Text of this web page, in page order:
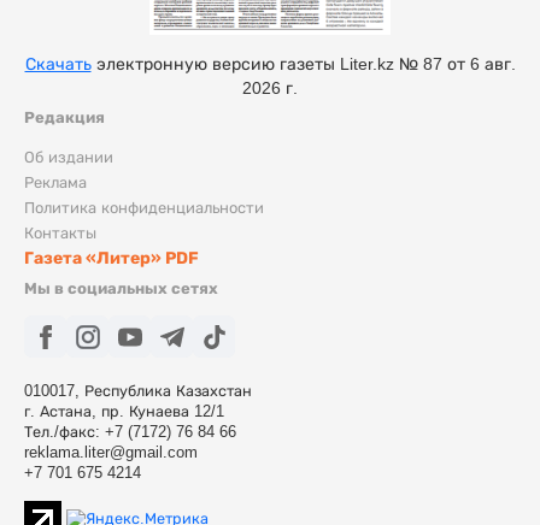
Редакция
Об издании
Реклама
Политика конфиденциальности
Контакты
Газета «Литер» PDF
Мы в социальных сетях
010017, Республика Казахстан
г. Астана, пр. Кунаева 12/1
Тел./факс: +7 (7172) 76 84 66
reklama.liter@gmail.com
+7 701 675 4214
Скачатьэлектронную версию газеты Liter.kz № 87 от 6 авг.
2026 г.